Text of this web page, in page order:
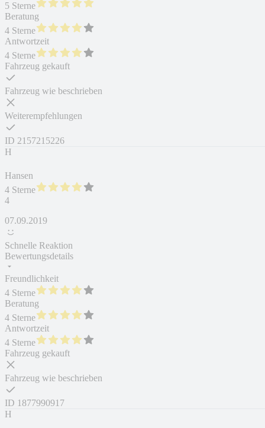
5 Sterne
Beratung
4 Sterne
Antwortzeit
4 Sterne
Fahrzeug gekauft
Fahrzeug wie beschrieben
Weiterempfehlungen
ID 2157215226
H
Hansen
4 Sterne
4
07.09.2019
Schnelle Reaktion
Bewertungsdetails
Freundlichkeit
4 Sterne
Beratung
4 Sterne
Antwortzeit
4 Sterne
Fahrzeug gekauft
Fahrzeug wie beschrieben
ID 1877990917
H